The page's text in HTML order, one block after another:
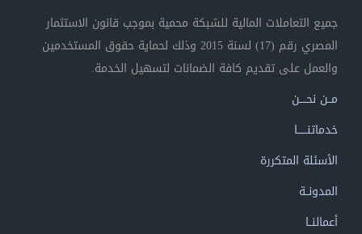
جميع التعاملات المالية للشبكة محمية بموجب قانون الاستثمار
المصري رقم (17) لسنة 2015 وذلك لحماية حقوق المستخدمين
والعمل على تقديم كافة الضمانات لتسهيل الخدمة.
مــن نحــــن
خدماتنــــــا
الأسئلة المتكررة
المدونــة
أعمالنــا